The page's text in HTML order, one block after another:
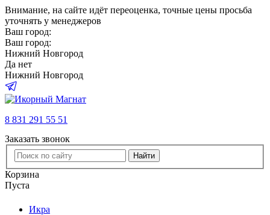
Внимание, на сайте идёт переоценка, точные цены просьба
уточнять у менеджеров
Ваш город:
Ваш город:
Нижний Новгород
Да нет
Нижний Новгород
8 831 291 55 51
Заказать звонок
Найти
Корзина
Пуста
Икра